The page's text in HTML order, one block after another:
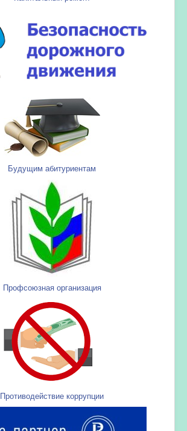
Будущим абитуриентам
Профсоюзная организация
Противодействие коррупции